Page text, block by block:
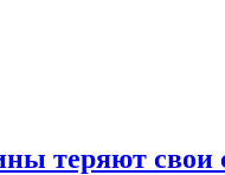
теряют свои